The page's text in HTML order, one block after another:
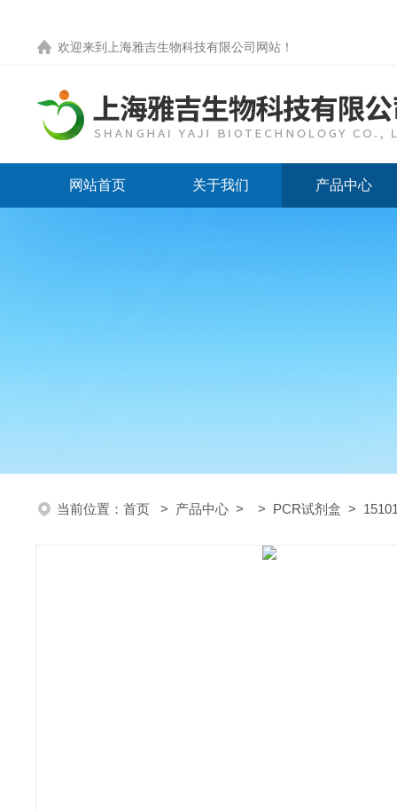
欢迎来到 上海雅吉生物科技有限公司网站 ！
网站首页 关于我们 产品中心
当前位置： 首页 > 产品中心 > > PCR试剂盒 >